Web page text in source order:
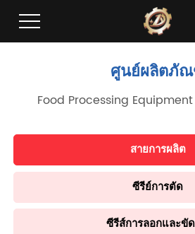
ศูนย์ผลิตภั
Food Processing
สายการผลิต
ซีรีย์การตัด
ซีรีส์การลอกและขัด